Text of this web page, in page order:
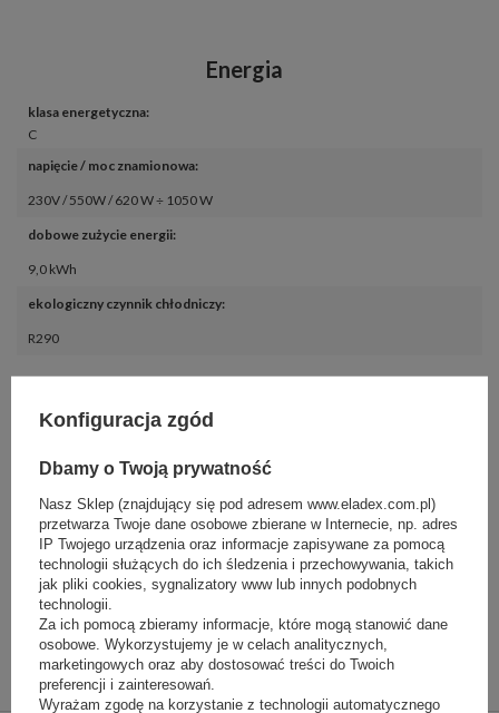
Energia
klasa energetyczna:
C
napięcie / moc znamionowa:
230V / 550W / 620 W ÷ 1050 W
dobowe zużycie energii:
9,0 kWh
ekologiczny czynnik chłodniczy:
R290
Pliki do pobrania
Film produktowy
Dodatki
komplet kół - wersje jezdne
395,00 zł(netto)
Konfiguracja zgód
Dbamy o Twoją prywatność
Nasz Sklep (znajdujący się pod adresem www.eladex.com.pl)
przetwarza Twoje dane osobowe zbierane w Internecie, np. adres
IP Twojego urządzenia oraz informacje zapisywane za pomocą
technologii służących do ich śledzenia i przechowywania, takich
jak pliki cookies, sygnalizatory www lub innych podobnych
technologii.
Za ich pomocą zbieramy informacje, które mogą stanowić dane
osobowe. Wykorzystujemy je w celach analitycznych,
marketingowych oraz aby dostosować treści do Twoich
preferencji i zainteresowań.
Wyrażam zgodę na korzystanie z technologii automatycznego